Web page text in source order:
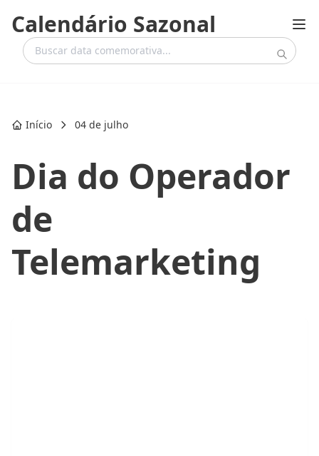
Calendário Sazonal
Início 04 de julho
Dia do Operador
de
Telemarketing